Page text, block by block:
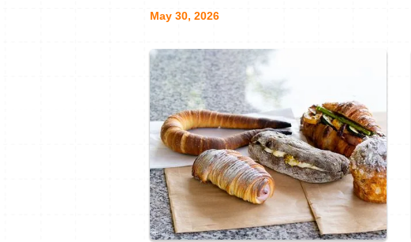
May 30, 2026